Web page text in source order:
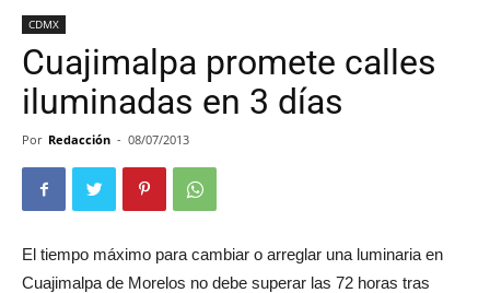
CDMX
Cuajimalpa promete calles
iluminadas en 3 días
Por Redacción - 08/07/2013
El tiempo máximo para cambiar o arreglar una luminaria en
Cuajimalpa de Morelos no debe superar las 72 horas tras